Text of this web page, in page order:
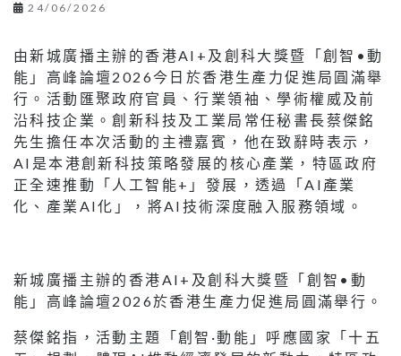
24/06/2026
由新城廣播主辦的香港AI+及創科大獎暨「創智•動
能」高峰論壇2026今日於香港生產力促進局圓滿舉
行。活動匯聚政府官員、行業領袖、學術權威及前
沿科技企業。創新科技及工業局常任秘書長蔡傑銘
先生擔任本次活動的主禮嘉賓，他在致辭時表示，
AI是本港創新科技策略發展的核心產業，特區政府
正全速推動「人工智能+」發展，透過「AI產業
化、產業AI化」，將AI技術深度融入服務領域。
新城廣播主辦的香港AI+及創科大獎暨「創智•動
能」高峰論壇2026於香港生產力促進局圓滿舉行。
蔡傑銘指，活動主題「創智·動能」呼應國家「十五